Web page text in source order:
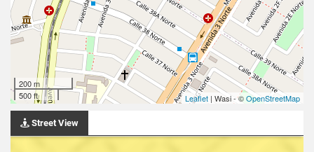
200 m
500 ft
Leaflet | Wasi - ©OpenStreetMap
Street View